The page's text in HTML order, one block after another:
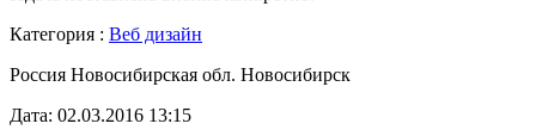
Категория : Веб дизайн
Россия Новосибирская обл. Новосибирск
Дата: 02.03.2016 13:15